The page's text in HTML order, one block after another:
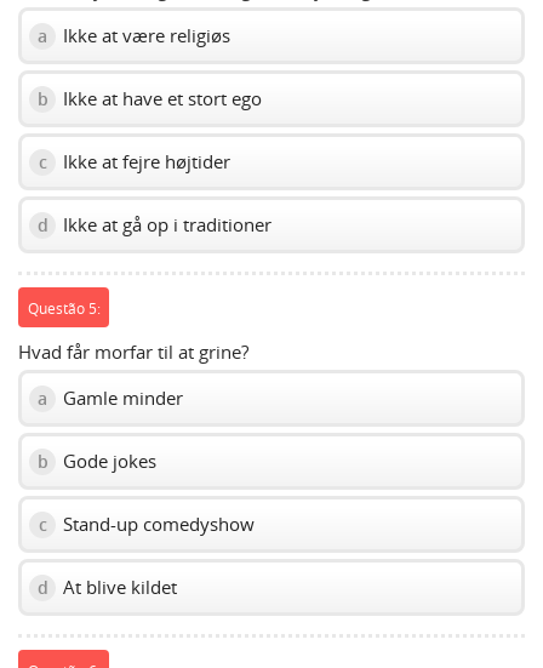
a Ikke at være religiøs
b Ikke at have et stort ego
c Ikke at fejre højtider
d Ikke at gå op i traditioner
Questão 5:
Hvad får morfar til at grine?
a Gamle minder
b Gode jokes
c Stand-up comedyshow
d At blive kildet